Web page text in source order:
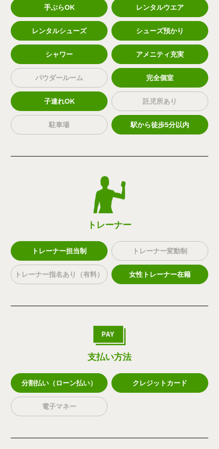
手ぶらOK レンタルウエア
レンタルシューズ シューズ預かり
シャワー アメニティ充実
パウダールーム 完全個室
子連れOK 託児所あり
駐車場 駅から徒歩5分以内
トレーナー
トレーナー担当制 トレーナー変動制
トレーナー指名あり（有料） 女性トレーナー在籍
支払い方法
分割払い（ローン払い） クレジットカード
電子マネー